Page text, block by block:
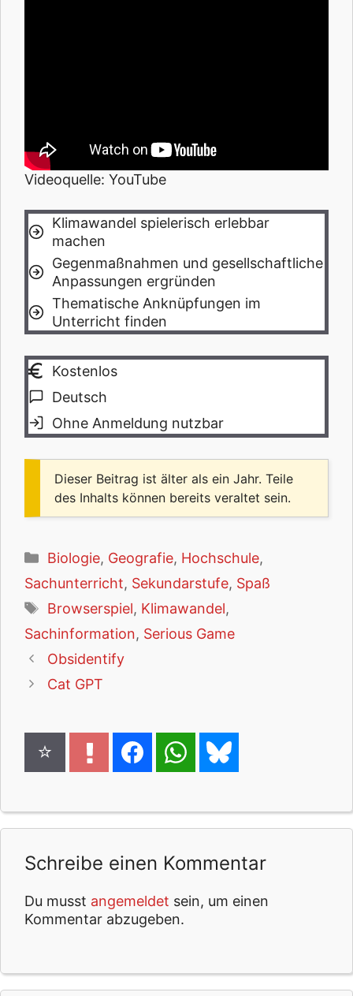
Videoquelle: YouTube
Klimawandel spielerisch erlebbar
machen
Gegenmaßnahmen und gesellschaftliche
Anpassungen ergründen
Thematische Anknüpfungen im
Unterricht finden
Kostenlos
Deutsch
Ohne Anmeldung nutzbar
Dieser Beitrag ist älter als ein Jahr. Teile
des Inhalts können bereits veraltet sein.
Kategorien
Biologie, Geografie, Hochschule,
Sachunterricht, Sekundarstufe, Spaß
Schlagwörter
Browserspiel, Klimawandel,
Sachinformation, Serious Game
Obsidentify
Cat GPT
Schreibe einen Kommentar
Du musst angemeldet sein, um einen
Kommentar abzugeben.